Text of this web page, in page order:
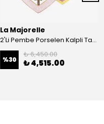
La Majorelle
2'Li Pembe Porselen Kalpli Tabak 21,5 Cm La Majorelle
%30
₺ 6,450.00
₺ 4,515.00